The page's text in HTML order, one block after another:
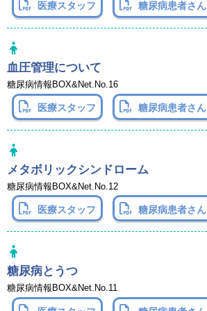
医療スタッフ 糖尿病患者さん
血圧管理について
糖尿病情報BOX&Net.No.16
医療スタッフ 糖尿病患者さん
メタボリックシンドローム
糖尿病情報BOX&Net.No.12
医療スタッフ 糖尿病患者さん
糖尿病とうつ
糖尿病情報BOX&Net.No.11